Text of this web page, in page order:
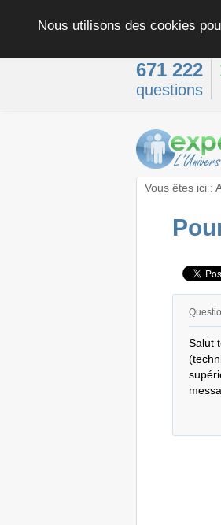
Nous utilisons des cookies
671 222
questions
Vous êtes ici :
Salut